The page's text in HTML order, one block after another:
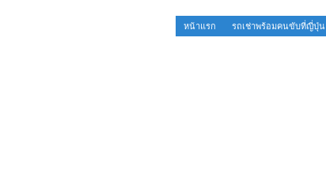
หน้าแรก รถเช่าพร้อมคนขับที่ญี่ปุ่น